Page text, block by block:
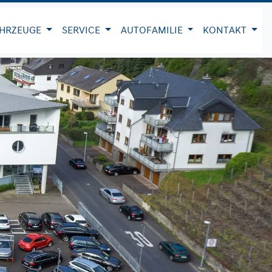
SERVICE AUTOFAMILIE KONTAKT